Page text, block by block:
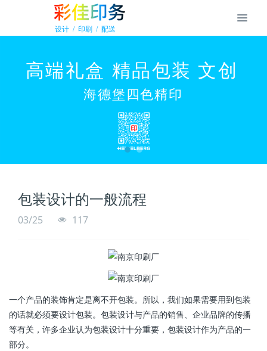
包装设计的一般流程
03/25 117
一个产品的装饰肯定是离不开包装。所以，我们如果需要用到包装
的话就必须要设计包装。包装设计与产品的销售、企业品牌的传播
等有关，许多企业认为包装设计十分重要，包装设计作为产品的一
部分。